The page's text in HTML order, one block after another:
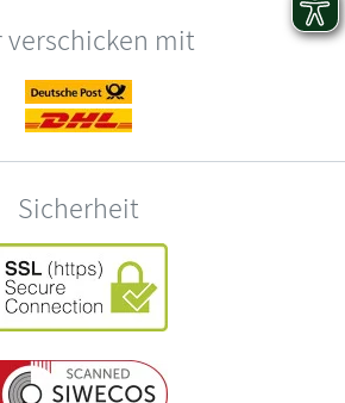
verschicken mit
Sicherheit